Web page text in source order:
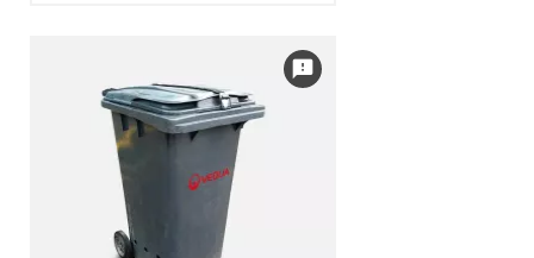
feedback